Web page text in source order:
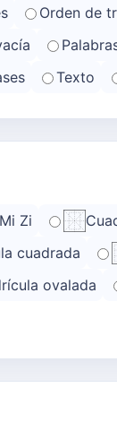
Orden de
Texto
Zi
cuadrada
ovalada